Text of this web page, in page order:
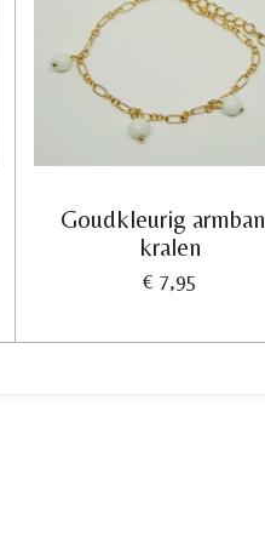
Goudkleurig
kralen
€ 7,95